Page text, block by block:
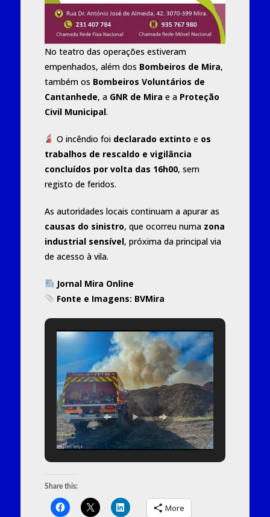
No teatro das operações estiveram
empenhados, além dos Bombeiros de Mira,
também os Bombeiros Voluntários de
Cantanhede, a GNR de Mira e a Proteção
Civil Municipal.
O incêndio foi declarado extinto e os
trabalhos de rescaldo e vigilância
concluídos por volta das 16h00, sem
registo de feridos.
As autoridades locais continuam a apurar as
causas do sinistro, que ocorreu numa zona
industrial sensível, próxima da principal via
de acesso à vila.
Jornal Mira Online
Fonte e Imagens: BVMira
Share this:
More